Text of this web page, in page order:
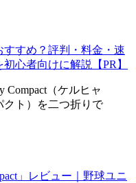
すめ？評判・料金・速
心者向けに解説【PR】
」レビュー｜野球ユニ